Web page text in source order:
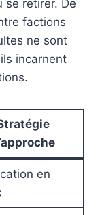
se retirer. De
factions
ne sont
incarnent
en